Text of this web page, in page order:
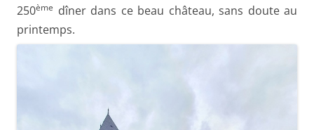
250ème dîner dans ce beau château, sans doute au
printemps.